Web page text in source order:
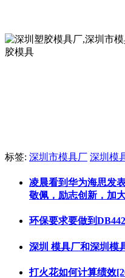
标签: 深圳市模具厂 深圳模
凌晨看到华为海思发
敬佩，励志创新，加
环保要求要做到
深圳 模具厂和深圳模
打火花如何计算绩效